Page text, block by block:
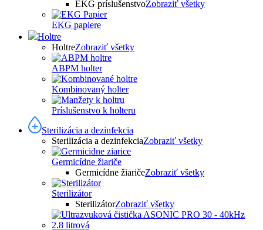
EKG príslušenstvoZobraziť všetky
EKG papiere
Holtre
HoltreZobraziť všetky
ABPM holter
Kombinovaný holter
Príslušenstvo k holteru
Sterilizácia a dezinfekcia
Sterilizácia a dezinfekciaZobraziť všetky
Germicídne žiariče
Germicídne žiaričeZobraziť všetky
Sterilizátor
SterilizátorZobraziť všetky